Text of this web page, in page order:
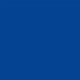
NURAN
Ben Deniz